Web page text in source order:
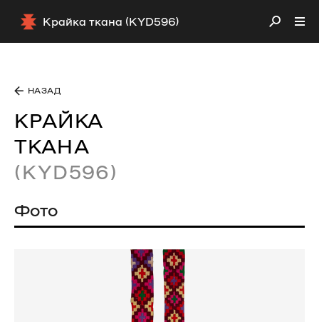
Крайка ткана (KYD596)
НАЗАД
КРАЙКА
ТКАНА
(KYD596)
Фото